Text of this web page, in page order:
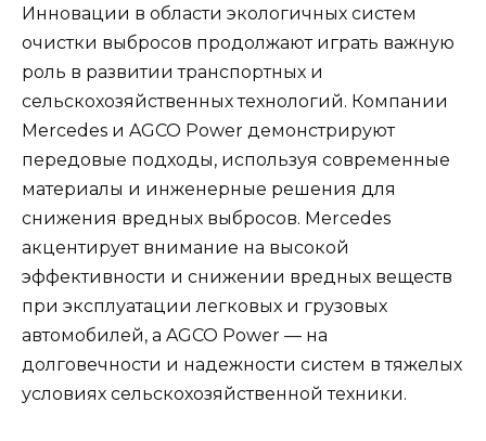
Инновации в области экологичных систем
очистки выбросов продолжают играть важную
роль в развитии транспортных и
сельскохозяйственных технологий. Компании
Mercedes и AGCO Power демонстрируют
передовые подходы, используя современные
материалы и инженерные решения для
снижения вредных выбросов. Mercedes
акцентирует внимание на высокой
эффективности и снижении вредных веществ
при эксплуатации легковых и грузовых
автомобилей, а AGCO Power — на
долговечности и надежности систем в тяжелых
условиях сельскохозяйственной техники.